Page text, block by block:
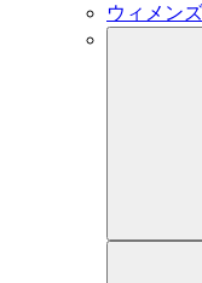
ウィメン